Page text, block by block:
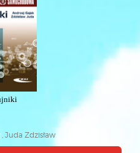
Juda Zdzisław